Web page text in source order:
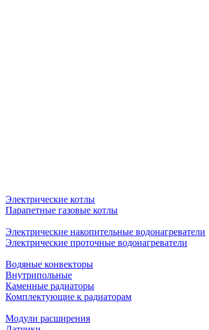
Электрические котлы
Парапетные газовые котлы
Электрические накопительные водонагреватели
Электрические проточные водонагреватели
Водяные конвекторы
Внутрипольные
Каменные радиаторы
Комплектующие к радиаторам
Модули расширения